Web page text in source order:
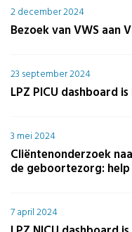
2 december 2024
Bezoek van VWS aan
23 september 2024
LPZ PICU dashboard
3 mei 2024
Cliëntenonderzoek
de geboortezorg: help
7 april 2024